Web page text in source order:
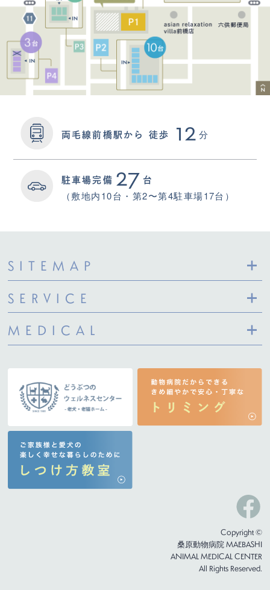
両毛線前橋駅から 徒歩 12 分
駐車場完備 27 台
（敷地内10台・第2〜第4駐車場17台）
SITEMAP
SERVICE
MEDICAL
Copyright ©
桑原動物病院 MAEBASHI
ANIMAL MEDICAL CENTER
All Rights Reserved.